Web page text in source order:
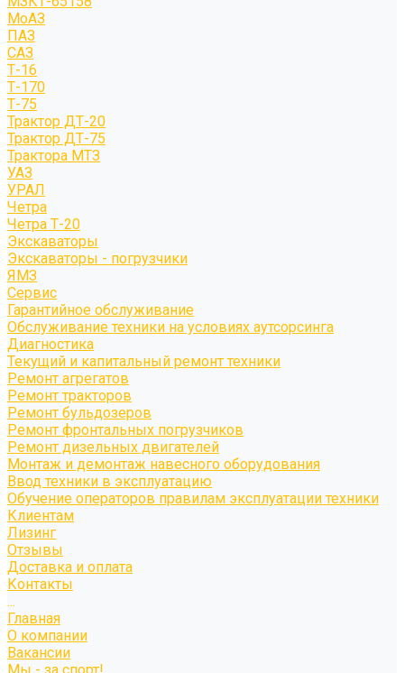
МоАЗ
ПАЗ
САЗ
Т-16
Т-170
Т-75
Трактор ДТ-20
Трактор ДТ-75
Трактора МТЗ
УАЗ
УРАЛ
Четра
Четра Т-20
Экскаваторы
Экскаваторы - погрузчики
ЯМЗ
Сервис
Гарантийное обслуживание
Обслуживание техники на условиях аутсорсинга
Диагностика
Текущий и капитальный ремонт техники
Ремонт агрегатов
Ремонт тракторов
Ремонт бульдозеров
Ремонт фронтальных погрузчиков
Ремонт дизельных двигателей
Монтаж и демонтаж навесного оборудования
Ввод техники в эксплуатацию
Обучение операторов правилам эксплуатации техники
Клиентам
Лизинг
Отзывы
Доставка и оплата
Контакты
...
Главная
О компании
Вакансии